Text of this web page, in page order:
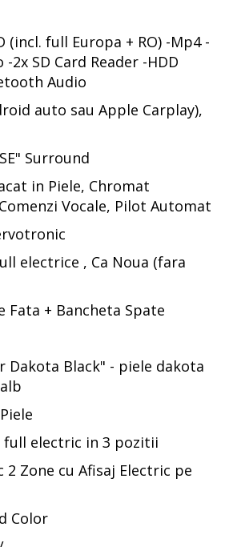
(incl. full Europa + RO) -Mp4 -
-2x SD Card Reader -HDD
Audio
auto sau Apple Carplay),
Surround
in Piele, Chromat
Vocale, Pilot Automat
electrice , Ca Noua (fara
Fata + Bancheta Spate
Dakota Black" - piele dakota
full electric in 3 pozitii
Zone cu Afisaj Electric pe
Color